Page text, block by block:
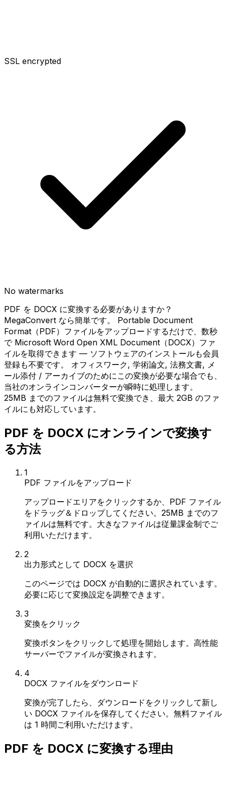
SSL encrypted
No watermarks
PDF を DOCX に変換する必要がありますか？
MegaConvert なら簡単です。 Portable Document
Format（PDF）ファイルをアップロードするだけで、数秒
で Microsoft Word Open XML Document（DOCX）ファ
イルを取得できます — ソフトウェアのインストールも会員
登録も不要です。 オフィスワーク, 学術論文, 法務文書, メ
ール添付 / アーカイブのためにこの変換が必要な場合でも、
当社のオンラインコンバーターが瞬時に処理します。
25MB までのファイルは無料で変換でき、最大 2GB のファ
イルにも対応しています。
PDF を DOCX にオンラインで変換す
る方法
1
PDF ファイルをアップロード
アップロードエリアをクリックするか、PDF ファイル
をドラッグ＆ドロップしてください。25MB までのフ
ァイルは無料です。大きなファイルは従量課金制でご
利用いただけます。
2
出力形式として DOCX を選択
このページでは DOCX が自動的に選択されています。
必要に応じて変換設定を調整できます。
3
変換をクリック
変換ボタンをクリックして処理を開始します。高性能
サーバーでファイルが変換されます。
4
DOCX ファイルをダウンロード
変換が完了したら、ダウンロードをクリックして新し
い DOCX ファイルを保存してください。無料ファイル
は 1 時間ご利用いただけます。
PDF を DOCX に変換する理由